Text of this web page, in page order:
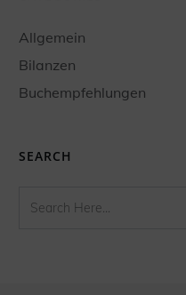
Allgemein
Bilanzen
Buchempfehlungen
SEARCH